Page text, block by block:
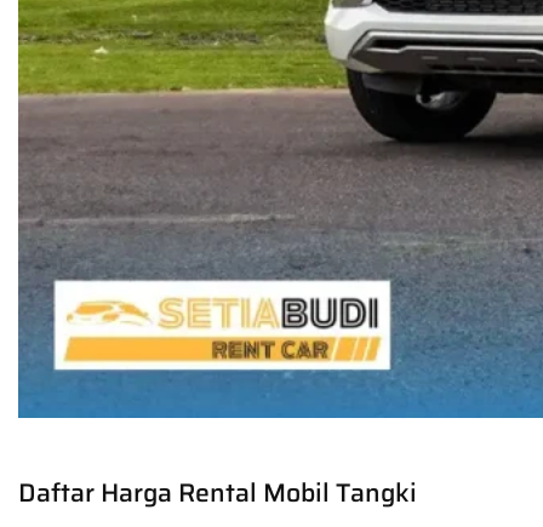
Daftar Harga Rental Mobil Tangki